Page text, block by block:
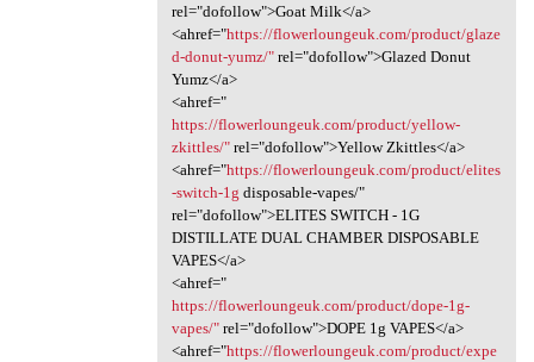
rel="dofollow">Goat Milk</a>
<ahref="https://flowerloungeuk.com/product/glaze
d-donut-yumz/"rel="dofollow">Glazed Donut
Yumz</a>
<ahref="
https://flowerloungeuk.com/product/yellow-
zkittles/"rel="dofollow">Yellow Zkittles</a>
<ahref="https://flowerloungeuk.com/product/elites
-switch-1g disposable-vapes/"
rel="dofollow">ELITES SWITCH - 1G
DISTILLATE DUAL CHAMBER DISPOSABLE
VAPES</a>
<ahref="
https://flowerloungeuk.com/product/dope-1g-
vapes/"rel="dofollow">DOPE 1g VAPES</a>
<ahref="https://flowerloungeuk.com/product/expe